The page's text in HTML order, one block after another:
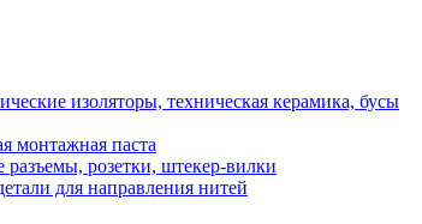
изоляторы, техническая керамика, бусы
монтажная паста
разъемы, розетки, штекер-вилки
для направления нитей